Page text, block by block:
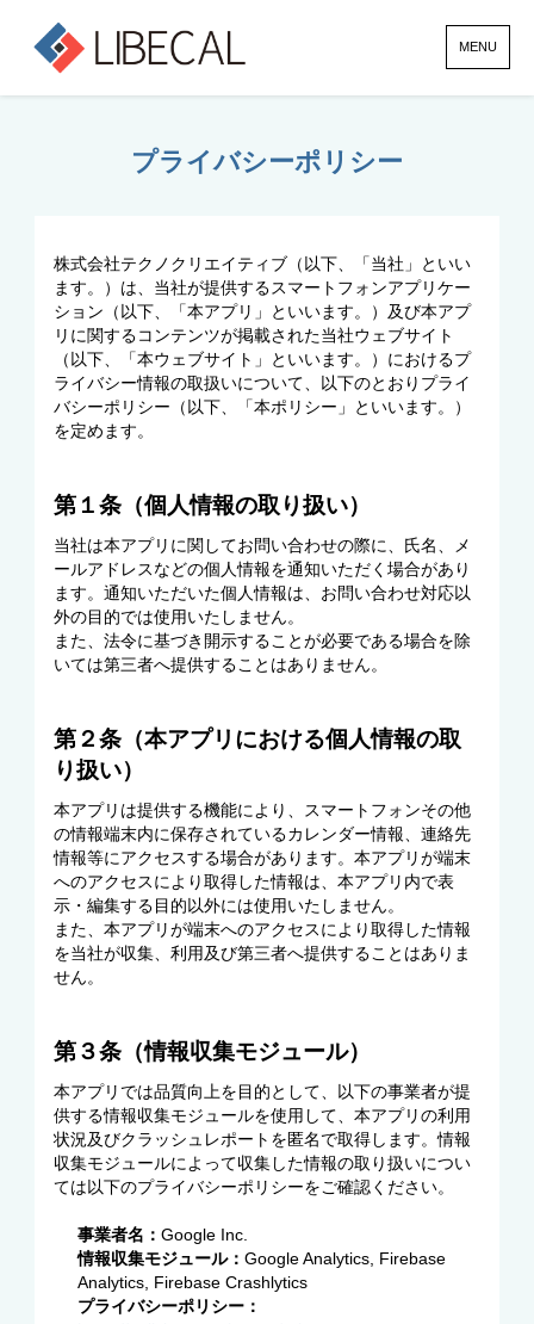
MENU
プライバシーポリシー
株式会社テクノクリエイティブ（以下、「当社」といい
ます。）は、当社が提供するスマートフォンアプリケー
ション（以下、「本アプリ」といいます。）及び本アプ
リに関するコンテンツが掲載された当社ウェブサイト
（以下、「本ウェブサイト」といいます。）におけるプ
ライバシー情報の取扱いについて、以下のとおりプライ
バシーポリシー（以下、「本ポリシー」といいます。）
を定めます。
第１条（個人情報の取り扱い）
当社は本アプリに関してお問い合わせの際に、氏名、メ
ールアドレスなどの個人情報を通知いただく場合があり
ます。通知いただいた個人情報は、お問い合わせ対応以
外の目的では使用いたしません。
また、法令に基づき開示することが必要である場合を除
いては第三者へ提供することはありません。
第２条（本アプリにおける個人情報の取
り扱い）
本アプリは提供する機能により、スマートフォンその他
の情報端末内に保存されているカレンダー情報、連絡先
情報等にアクセスする場合があります。本アプリが端末
へのアクセスにより取得した情報は、本アプリ内で表
示・編集する目的以外には使用いたしません。
また、本アプリが端末へのアクセスにより取得した情報
を当社が収集、利用及び第三者へ提供することはありま
せん。
第３条（情報収集モジュール）
本アプリでは品質向上を目的として、以下の事業者が提
供する情報収集モジュールを使用して、本アプリの利用
状況及びクラッシュレポートを匿名で取得します。情報
収集モジュールによって収集した情報の取り扱いについ
ては以下のプライバシーポリシーをご確認ください。
事業者名： Google Inc.
情報収集モジュール： Google Analytics, Firebase
Analytics, Firebase Crashlytics
プライバシーポリシー：